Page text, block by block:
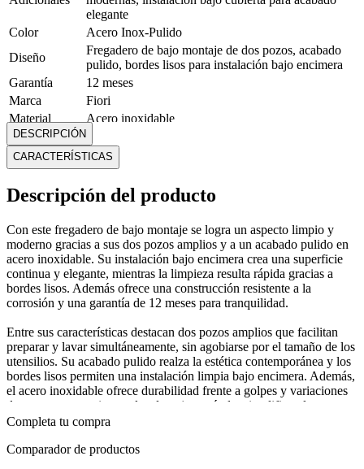
elegante
Color
Acero Inox-Pulido
Diseño
Fregadero de bajo montaje de dos pozos, acabado
pulido, bordes lisos para instalación bajo encimera
Garantía
12 meses
Marca
Fiori
Material
Acero inoxidable
Medidas
Modelo
CHI3941
Peso
6.45 Kg
Mostrar más
DESCRIPCIÓN
CARACTERÍSTICAS
Descripción del producto
Con este fregadero de bajo montaje se logra un aspecto limpio y
moderno gracias a sus dos pozos amplios y a un acabado pulido en
acero inoxidable. Su instalación bajo encimera crea una superficie
continua y elegante, mientras la limpieza resulta rápida gracias a
bordes lisos. Además ofrece una construcción resistente a la
corrosión y una garantía de 12 meses para tranquilidad.
Entre sus características destacan dos pozos amplios que facilitan
preparar y lavar simultáneamente, sin agobiarse por el tamaño de los
utensilios. Su acabado pulido realza la estética contemporánea y los
bordes lisos permiten una instalación limpia bajo encimera. Además,
el acero inoxidable ofrece durabilidad frente a golpes y variaciones
de temperatura, mientras los drenajes estándar simplifican la
instalación. Una garantía de 12 meses respalda la inversión y la
Completa tu compra
Comparador de productos